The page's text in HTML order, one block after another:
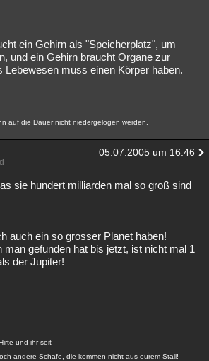
ein Gehirn als "Speicherplatz", um
und ein Gehirn braucht Organe zur
Lebewesen muss einen Körper haben.
auf die Dauer nicht niedergelogen werden.
05.07.2005 um 16:46
sie hundert milliarden mal so groß sind
auch ein so grosser Planet haben!
man gefunden hat bis jetzt, ist nicht mal 1
der Jupiter!
und ihr seit
andere Schafe, die kommen nicht aus eurem Stall!